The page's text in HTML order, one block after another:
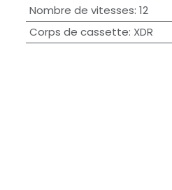
Nombre de vitesses: 12
Corps de cassette: XDR